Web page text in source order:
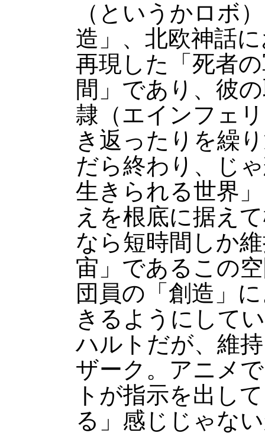
（というかロボ
造」、北欧神話
再現した「死者
間」であり、彼
隷（エインフェ
き返ったりを繰
だら終わり、じ
生きられる世界
えを根底に据え
なら短時間しか
宙」であるこの
団員の「創造」
きるようにして
ハルトだが、維
ザーク。アニメ
トが指示を出し
る」感じじゃな